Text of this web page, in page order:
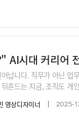
AI시대 커리어
납니다. 직무가 아닌 업
흔드는 지금, 조직도 개
있죠.AI 시대 나의 업무
영상디자이너 2025-